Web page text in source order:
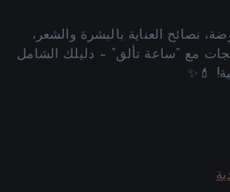
نصائح العناية بالبشرة والشعر،
مع “ساعة تألق” – دليلك الشامل
💄✨